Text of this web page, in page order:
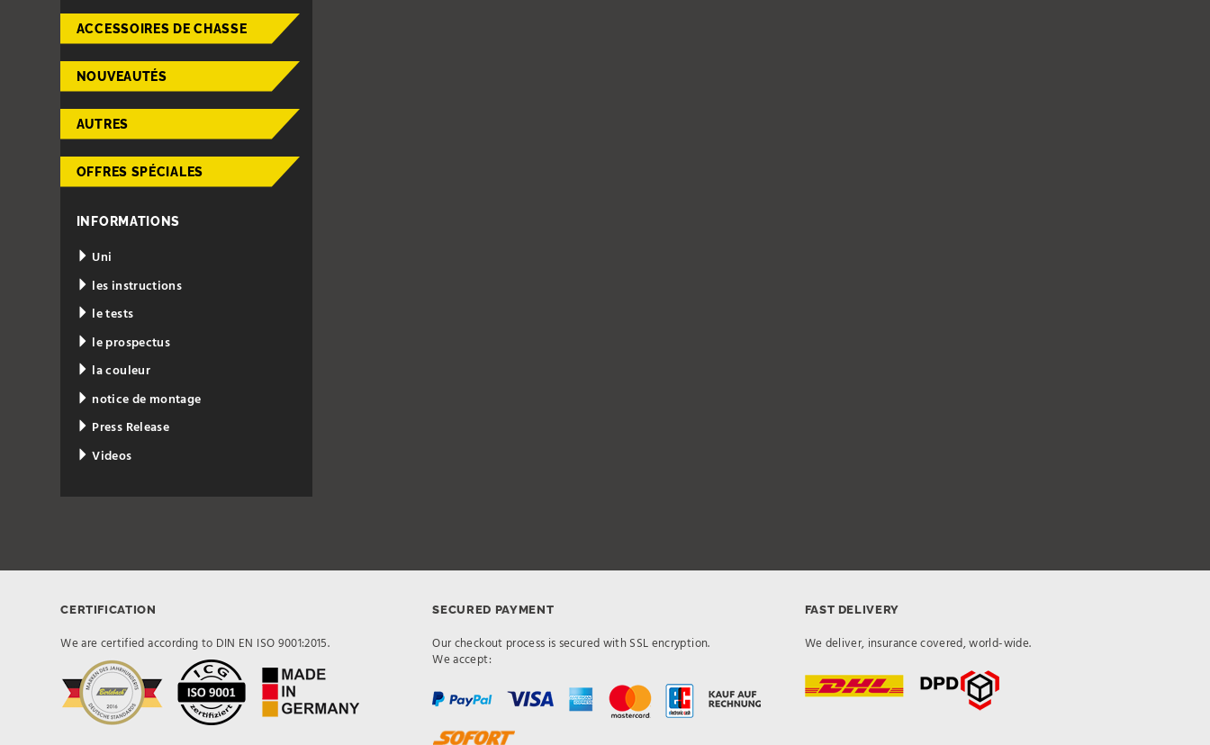
ACCESSOIRES DE CHASSE
NOUVEAUTÉS
AUTRES
OFFRES SPÉCIALES
INFORMATIONS
Uni
les instructions
le tests
le prospectus
la couleur
notice de montage
Press Release
Videos
CERTIFICATION
We are certified according to DIN EN ISO 9001:2015.
SECURED PAYMENT
Our checkout process is secured with SSL encryption.
We accept:
FAST DELIVERY
We deliver, insurance covered, world-wide.